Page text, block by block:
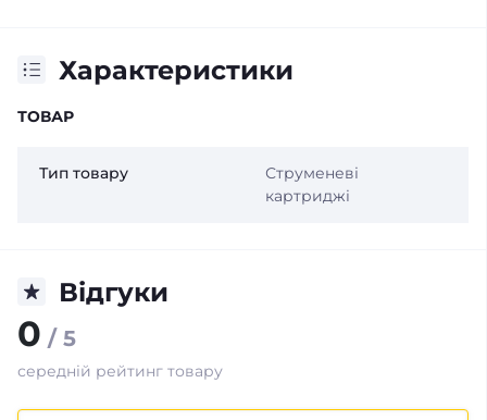
Характеристики
ТОВАР
Тип товару
Струменеві
картриджі
Відгуки
0 / 5
середній рейтинг товару